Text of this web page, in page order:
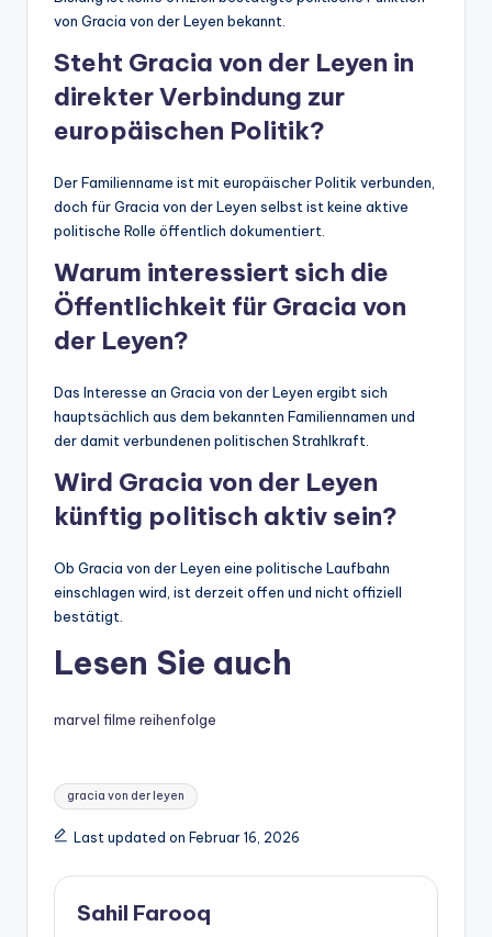
von Gracia von der Leyen bekannt.
Steht Gracia von der Leyen in
direkter Verbindung zur
europäischen Politik?
Der Familienname ist mit europäischer Politik verbunden,
doch für Gracia von der Leyen selbst ist keine aktive
politische Rolle öffentlich dokumentiert.
Warum interessiert sich die
Öffentlichkeit für Gracia von
der Leyen?
Das Interesse an Gracia von der Leyen ergibt sich
hauptsächlich aus dem bekannten Familiennamen und
der damit verbundenen politischen Strahlkraft.
Wird Gracia von der Leyen
künftig politisch aktiv sein?
Ob Gracia von der Leyen eine politische Laufbahn
einschlagen wird, ist derzeit offen und nicht offiziell
bestätigt.
Lesen Sie auch
marvel filme reihenfolge
Tags:
gracia von der leyen
Last updated on Februar 16, 2026
Sahil Farooq